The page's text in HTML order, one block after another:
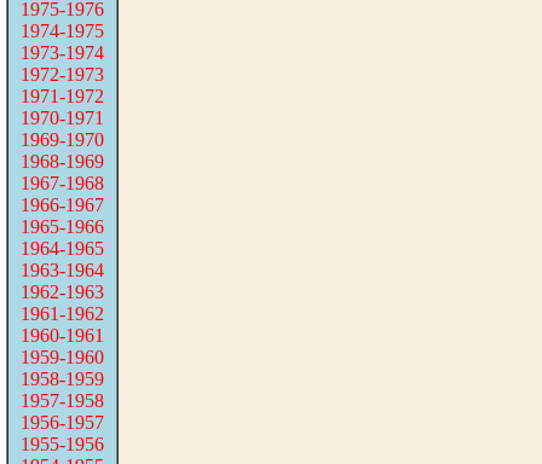
1975-1976
1974-1975
1973-1974
1972-1973
1971-1972
1970-1971
1969-1970
1968-1969
1967-1968
1966-1967
1965-1966
1964-1965
1963-1964
1962-1963
1961-1962
1960-1961
1959-1960
1958-1959
1957-1958
1956-1957
1955-1956